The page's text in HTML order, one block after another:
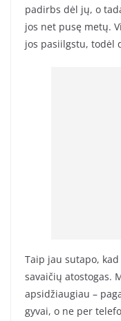
padirbs dėl jų, o
jos net pusę metų.
jos pasiilgstu, todėl
Taip jau sutapo,
savaičių atostogas.
apsidžiaugiau –
gyvai, o ne per